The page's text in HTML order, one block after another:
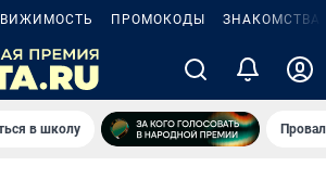
ПРОМОКОДЫ ЗНАКОМСТВА
в школу